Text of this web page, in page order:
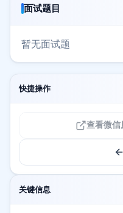
面试题目
暂无面试题
快捷操作
查看微信
关键信息